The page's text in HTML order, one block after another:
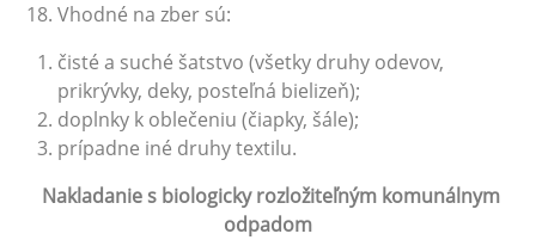
Vhodné na zber sú:
čisté a suché šatstvo (všetky druhy odevov,
prikrývky, deky, posteľná bielizeň);
doplnky k oblečeniu (čiapky, šále);
prípadne iné druhy textilu.
Nakladanie s biologicky rozložiteľným komunálnym
odpadom